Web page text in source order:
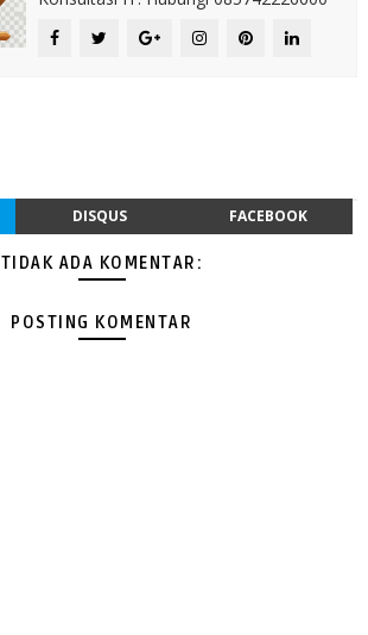
DISQUS FACEBOOK
TIDAK ADA KOMENTAR:
POSTING KOMENTAR